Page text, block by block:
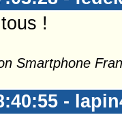
!
Smartphone
-